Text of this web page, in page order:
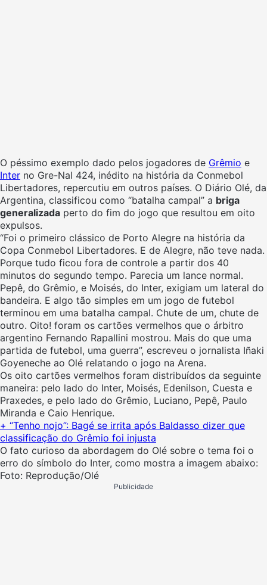
O péssimo exemplo dado pelos jogadores de Grêmio e
Inter no Gre-Nal 424, inédito na história da Conmebol
Libertadores, repercutiu em outros países. O Diário Olé, da
Argentina, classificou como “batalha campal” a briga
generalizada perto do fim do jogo que resultou em oito
expulsos.
“Foi o primeiro clássico de Porto Alegre na história da
Copa Conmebol Libertadores. E de Alegre, não teve nada.
Porque tudo ficou fora de controle a partir dos 40
minutos do segundo tempo. Parecia um lance normal.
Pepê, do Grêmio, e Moisés, do Inter, exigiam um lateral do
bandeira. E algo tão simples em um jogo de futebol
terminou em uma batalha campal. Chute de um, chute de
outro. Oito! foram os cartões vermelhos que o árbitro
argentino Fernando Rapallini mostrou. Mais do que uma
partida de futebol, uma guerra”, escreveu o jornalista Iñaki
Goyeneche ao Olé relatando o jogo na Arena.
Os oito cartões vermelhos foram distribuídos da seguinte
maneira: pelo lado do Inter, Moisés, Edenilson, Cuesta e
Praxedes, e pelo lado do Grêmio, Luciano, Pepê, Paulo
Miranda e Caio Henrique.
+ “Tenho nojo”: Bagé se irrita após Baldasso dizer que
classificação do Grêmio foi injusta
O fato curioso da abordagem do Olé sobre o tema foi o
erro do símbolo do Inter, como mostra a imagem abaixo:
Foto: Reprodução/Olé
Publicidade